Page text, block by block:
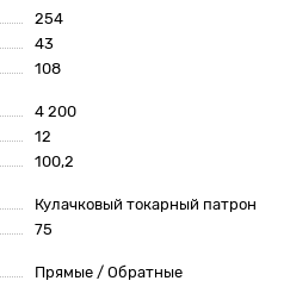
254
43
108
4 200
12
100,2
Кулачковый токарный патрон
75
Прямые / Обратные